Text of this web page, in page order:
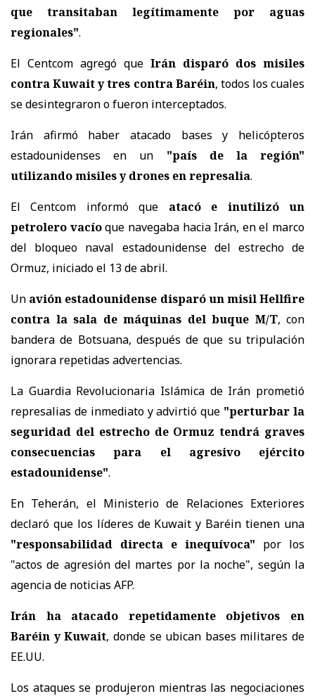
que transitaban legítimamente por aguas
regionales".
El Centcom agregó que Irán disparó dos misiles
contra Kuwait y tres contra Baréin, todos los cuales
se desintegraron o fueron interceptados.
Irán afirmó haber atacado bases y helicópteros
estadounidenses en un "país de la región"
utilizando misiles y drones en represalia.
El Centcom informó que atacó e inutilizó un
petrolero vacíoque navegaba hacia Irán, en el marco
del bloqueo naval estadounidense del estrecho de
Ormuz, iniciado el 13 de abril.
Un avión estadounidense disparó un misil Hellfire
contra la sala de máquinas del buque M/T, con
bandera de Botsuana, después de que su tripulación
ignorara repetidas advertencias.
La Guardia Revolucionaria Islámica de Irán prometió
represalias de inmediato y advirtió que "perturbar la
seguridad del estrecho de Ormuz tendrá graves
consecuencias para el agresivo ejército
estadounidense".
En Teherán, el Ministerio de Relaciones Exteriores
declaró que los líderes de Kuwait y Baréin tienen una
"responsabilidad directa e inequívoca" por los
"actos de agresión del martes por la noche", según la
agencia de noticias AFP.
Irán ha atacado repetidamente objetivos en
Baréin y Kuwait, donde se ubican bases militares de
EE.UU.
Los ataques se produjeron mientras las negociaciones